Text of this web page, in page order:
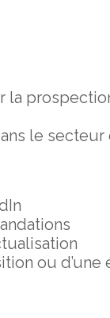
la
le
ou